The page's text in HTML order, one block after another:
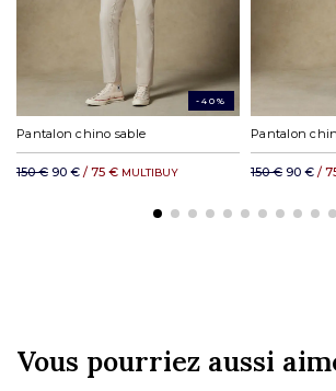
-40%
Pantalon chino sable
150 € 90 € / 75 € MULTIBUY
Pantalon
150 € 90 € /
Vous pourriez aussi